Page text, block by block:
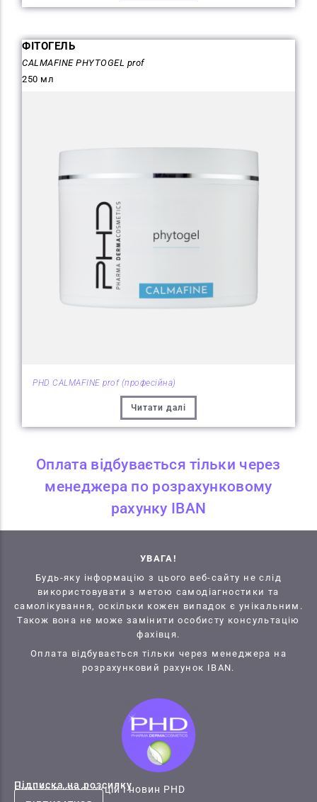
ФІТОГЕЛЬ
CALMAFINE PHYTOGEL prof
250 мл
PHD CALMAFINE prof (професійна)
Читати далі
Оплата відбувається тільки через
менеджера по розрахунковому
рахунку IBAN
УВАГА!
Будь-яку інформацію з цього веб-сайту не слід
використовувати з метою самодіагностики та
самолікування, оскільки кожен випадок є унікальним.
Також вона не може замінити особисту консультацію
фахівця.
Оплата відбувається тільки через менеджера на
розрахунковий рахунок IBAN.
Підписка на розсилку
Будьте в курсі акцій і новин PHD